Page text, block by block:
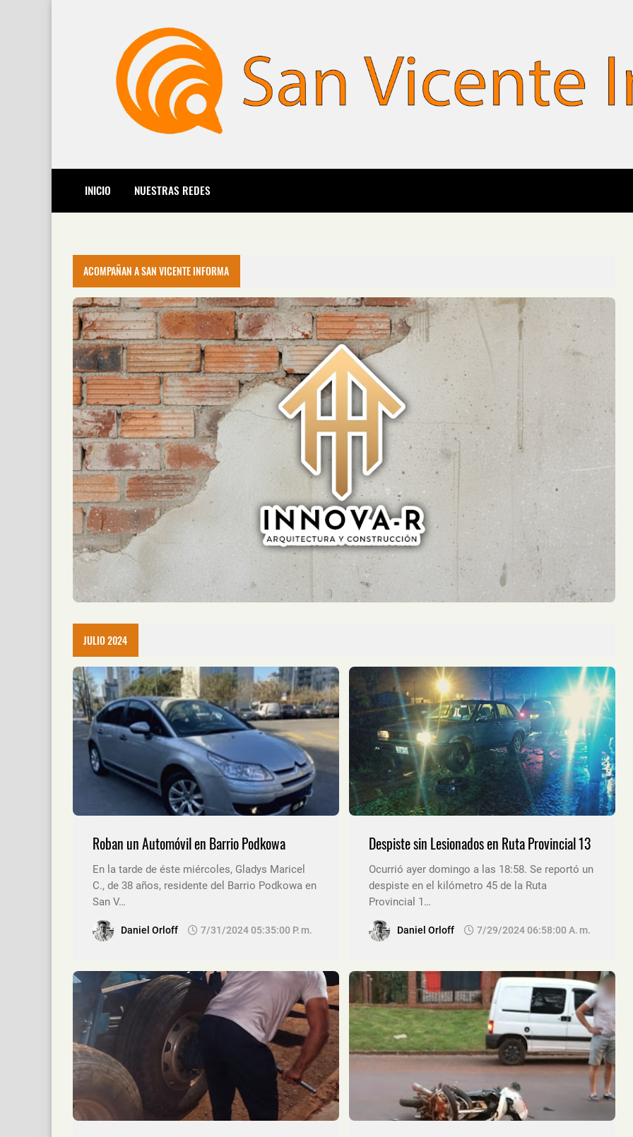
INICIO NUESTRAS REDES
ACOMPAÑAN A SAN VICENTE INFORMA
JULIO 2024
Roban un Automóvil en Barrio Podkowa
En la tarde de éste miércoles, Gladys Maricel
C., de 38 años, residente del Barrio Podkowa en
San V…
Daniel Orloff 7/31/2024 05:35:00 P. M.
Despiste sin Lesionados en Ruta Provincial 13
Ocurrió ayer domingo a las 18:58. Se reportó un
despiste en el kilómetro 45 de la Ruta
Provincial 1…
Daniel Orloff 7/29/2024 06:58:00 A. M.